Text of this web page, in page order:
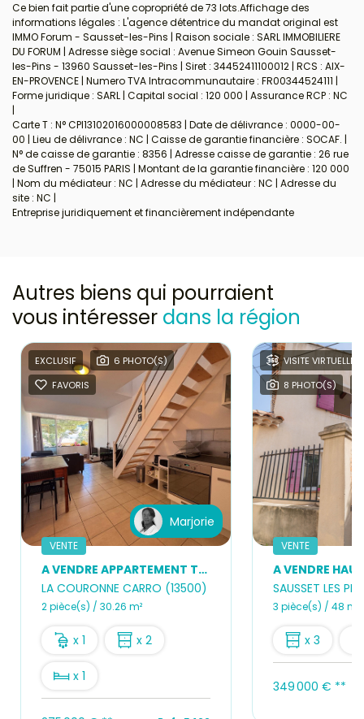
Ce bien fait partie d'une copropriété de 73 lots.Affichage des
informations légales : L'agence détentrice du mandat original est
IMMO Forum - Sausset-les-Pins | Raison sociale : SARL IMMOBILIERE
DU FORUM | Adresse siège social : Avenue Simeon Gouin Sausset-
les-Pins - 13960 Sausset-les-Pins | Siret : 34452411100012 | RCS : AIX-
EN-PROVENCE | Numero TVA Intracommunautaire : FR00344524111 |
Forme juridique : SARL | Capital social : 120 000 | Assurance RCP : NC
|
Carte T : N° CPI13102016000008583 | Date de délivrance : 0000-00-
00 | Lieu de délivrance : NC | Caisse de garantie financière : SOCAF. |
N° de caisse de garantie : 8356 | Adresse caisse de garantie : 26 rue
de Suffren - 75015 PARIS | Montant de la garantie financière : 120 000
| Nom du médiateur : NC | Adresse du médiateur : NC | Adresse du
site : NC |
Entreprise juridiquement et financièrement indépendante
Autres biens qui pourraient
vous intéresser dans la région
EXCLUSIF
6 PHOTO(S)
FAVORIS
Marjorie
VENTE
A VENDRE APPARTEMENT T2 EN DUPLEX AVEC PARKING A LA COURRONNE
LA COURONNE CARRO (13500)
2 pièce(s) / 30.26 m²
x 1 x 2
x 1
VISITE VIRTUELLE
8 PHOTO(S)
VENTE
SAUSSET LES
3 pièce(s) / 48 m²
x 3
349 000 € **